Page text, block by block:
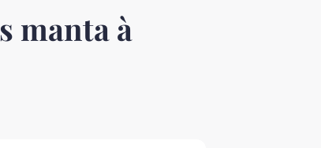
manta à